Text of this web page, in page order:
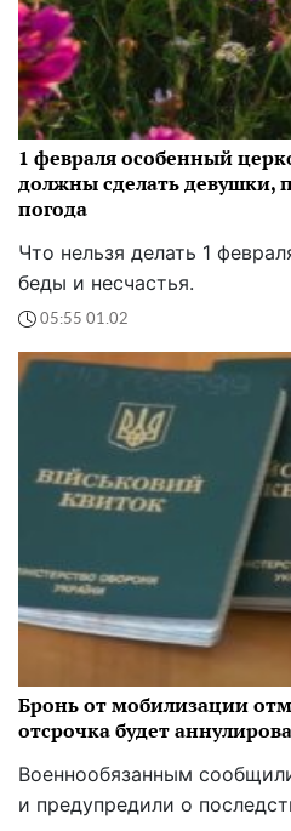
1 февраля особенный
должны сделать девушки,
погода
Что нельзя делать 1
беды и несчастья.
05:55 01.02
Бронь от мобилизации
отсрочка будет
Военнообязанным
и предупредили о